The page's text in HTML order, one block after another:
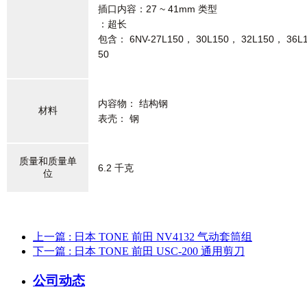
插口内容：27 ~ 41mm 类型
：超长
包含： 6NV-27L150， 30L150， 32L150，
50
材料
内容物： 结构钢
表壳： 钢
质量和质量单
位
6.2 千克
上一篇 : 日本 TONE 前田 NV4132 气动套筒组
下一篇 : 日本 TONE 前田 USC-200 通用剪刀
公司动态